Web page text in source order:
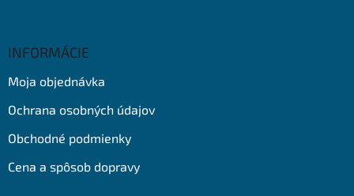
INFORMÁCIE
Moja objednávka
Ochrana osobných údajov
Obchodné podmienky
Cena a spôsob dopravy